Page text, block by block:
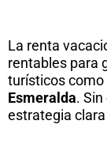
La renta
rentables para
turísticos como
Esmeralda.
estrategia